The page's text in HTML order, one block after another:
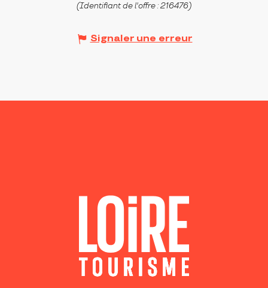
(Identifiant de l'offre :216476)
Signaler une erreur